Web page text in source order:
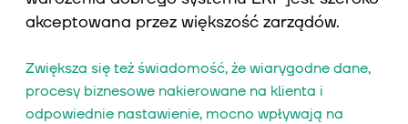
akceptowana przez większość zarządów.
Zwiększa się też świadomość, że wiarygodne dane,
procesy biznesowe nakierowane na klienta i
odpowiednie nastawienie, mocno wpływają na